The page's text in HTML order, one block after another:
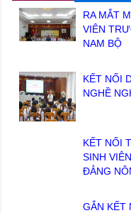
RA MẮT
VIÊN
NAM BỘ
KẾT NỐI
NGHỀ
KẾT NỐI
SINH
ĐẲNG
GẮN KẾT